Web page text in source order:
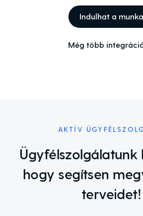
Indulhat a munka
Még több
AKTÍV
Ügyfélszolgálatunk
hogy segítsen
terveidet!